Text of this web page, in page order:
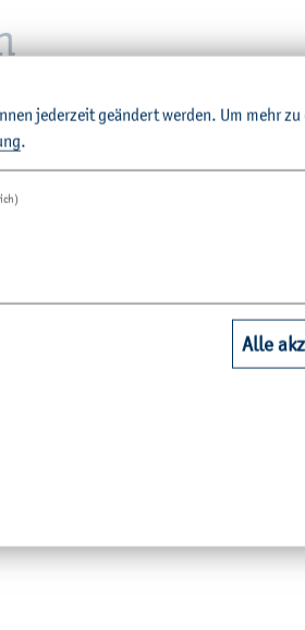
Tanja Leh­nen
je­der­zeit ge­än­dert wer­den. Um mehr
.
Alle